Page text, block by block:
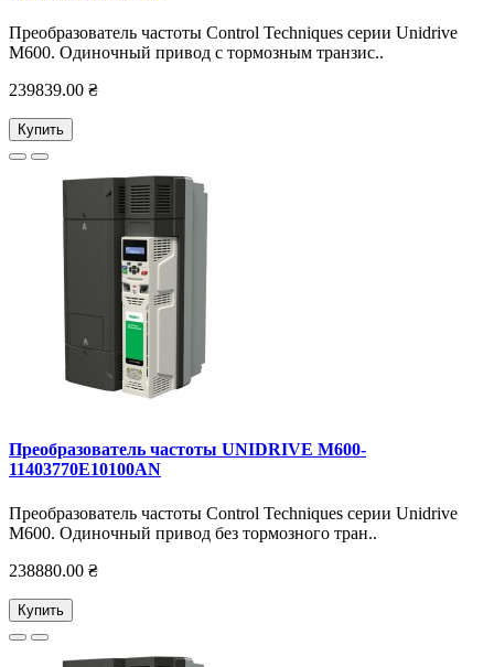
Преобразователь частоты Control Techniques серии Unidrive
M600. Одиночный привод с тормозным транзис..
239839.00 ₴
Купить
Преобразователь частоты UNIDRIVE M600-
11403770E10100AN
Преобразователь частоты Control Techniques серии Unidrive
M600. Одиночный привод без тормозного тран..
238880.00 ₴
Купить